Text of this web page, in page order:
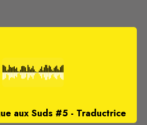
aux Suds #5 - Traductrice